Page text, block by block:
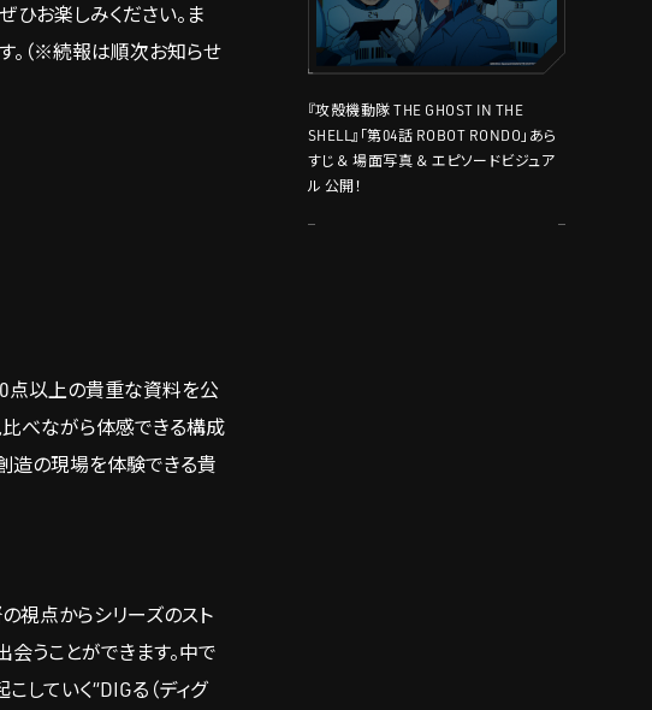
ひお楽しみください。ま
。（※続報は順次お知らせ
点以上の貴重な資料を公
べながら体感できる構成
造の現場を体験できる貴
視点からシリーズのスト
うことができます。中で
していく“DIGる（ディグ
『攻殻機動隊 THE GHOST IN THE
SHELL』「第04話 ROBOT RONDO」あら
すじ ＆ 場面写真 ＆ エピソードビジュア
ル 公開！